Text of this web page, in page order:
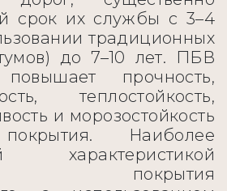
срок их службы с 3–4
традиционных
до 7–10 лет. ПБВ
повышает прочность,
теплостойкость,
и морозостойкость
Наиболее
характеристикой
покрытия